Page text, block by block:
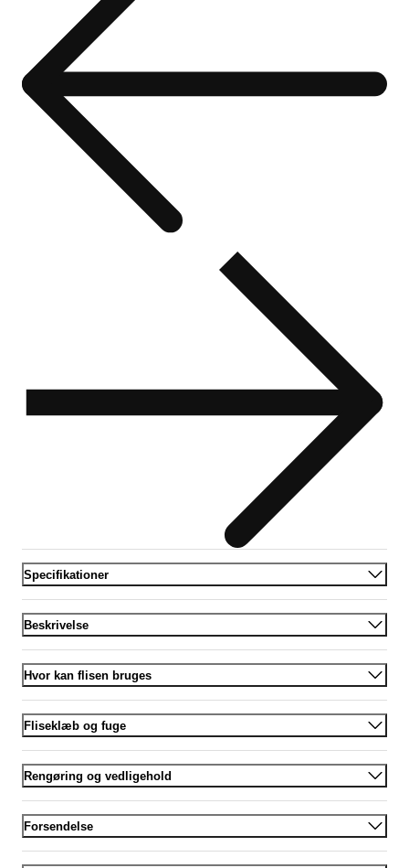
Specifikationer
Beskrivelse
Hvor kan flisen bruges
Fliseklæb og fuge
Rengøring og vedligehold
Forsendelse